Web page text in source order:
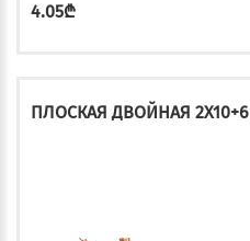
4.05₾
ПЛОСКАЯ ДВОЙНАЯ 2X10+6